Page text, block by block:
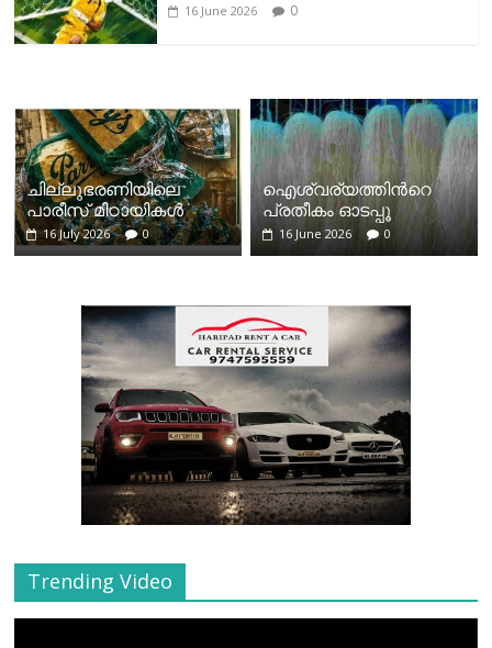
16 June 2026 0
ചില്ലുഭരണിയിലെ
പാരീസ് മിഠായികള്‍
16 July 2026 0
ഐശ്വര്യത്തിന്‍റെ
പ്രതീകം ഓടപ്പൂ
16 June 2026 0
Trending Video